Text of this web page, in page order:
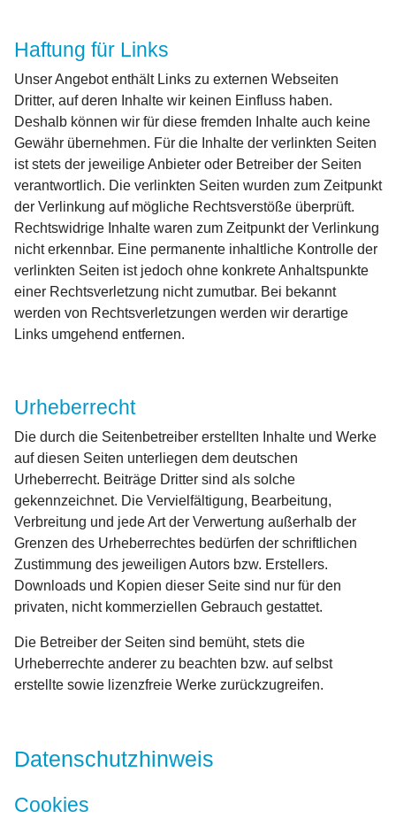
Haftung für Links
Unser Angebot enthält Links zu externen Webseiten
Dritter, auf deren Inhalte wir keinen Einfluss haben.
Deshalb können wir für diese fremden Inhalte auch keine
Gewähr übernehmen. Für die Inhalte der verlinkten Seiten
ist stets der jeweilige Anbieter oder Betreiber der Seiten
verantwortlich. Die verlinkten Seiten wurden zum Zeitpunkt
der Verlinkung auf mögliche Rechtsverstöße überprüft.
Rechtswidrige Inhalte waren zum Zeitpunkt der Verlinkung
nicht erkennbar. Eine permanente inhaltliche Kontrolle der
verlinkten Seiten ist jedoch ohne konkrete Anhaltspunkte
einer Rechtsverletzung nicht zumutbar. Bei bekannt
werden von Rechtsverletzungen werden wir derartige
Links umgehend entfernen.
Urheberrecht
Die durch die Seitenbetreiber erstellten Inhalte und Werke
auf diesen Seiten unterliegen dem deutschen
Urheberrecht. Beiträge Dritter sind als solche
gekennzeichnet. Die Vervielfältigung, Bearbeitung,
Verbreitung und jede Art der Verwertung außerhalb der
Grenzen des Urheberrechtes bedürfen der schriftlichen
Zustimmung des jeweiligen Autors bzw. Erstellers.
Downloads und Kopien dieser Seite sind nur für den
privaten, nicht kommerziellen Gebrauch gestattet.
Die Betreiber der Seiten sind bemüht, stets die
Urheberrechte anderer zu beachten bzw. auf selbst
erstellte sowie lizenzfreie Werke zurückzugreifen.
Datenschutzhinweis
Cookies